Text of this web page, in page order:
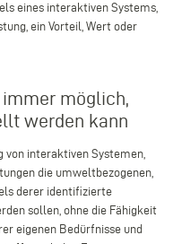
eines interaktiven Systems,
ein Vorteil, Wert oder
immer möglich,
werden kann
von interaktiven Systemen,
die umweltbezogenen,
derer identifizierte
sollen, ohne die Fähigkeit
eigenen Bedürfnisse und